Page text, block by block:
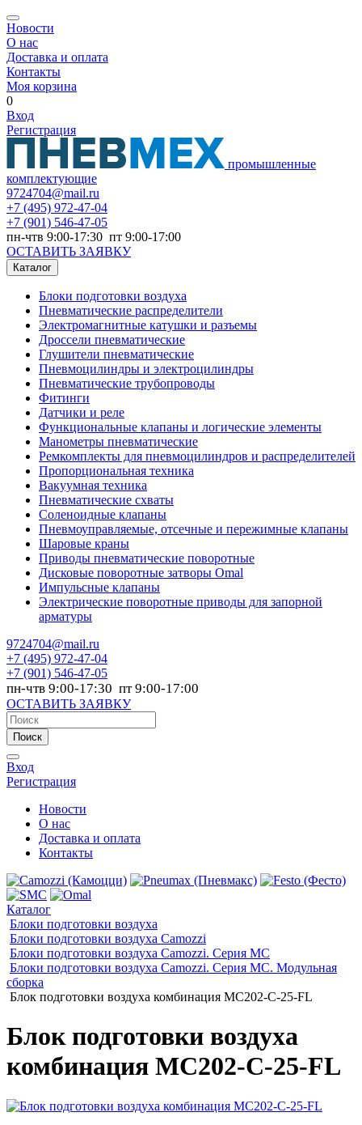
Новости
О нас
Доставка и оплата
Контакты
Моя корзина
0
Вход
Регистрация
промышленные
комплектующие
9724704@mail.ru
+7 (495) 972-47-04
+7 (901) 546-47-05
пн-чтв 9:00-17:30 пт 9:00-17:00
ОСТАВИТЬ ЗАЯВКУ
Каталог
Блоки подготовки воздуха
Пневматические распределители
Электромагнитные катушки и разъемы
Дроссели пневматические
Глушители пневматические
Пневмоцилиндры и электроцилиндры
Пневматические трубопроводы
Фитинги
Датчики и реле
Функциональные клапаны и логические элементы
Манометры пневматические
Ремкомплекты для пневмоцилиндров и распределителей
Пропорциональная техника
Вакуумная техника
Пневматические схваты
Соленоидные клапаны
Пневмоуправляемые, отсечные и пережимные клапаны
Шаровые краны
Приводы пневматические поворотные
Дисковые поворотные затворы Omal
Импульсные клапаны
Электрические поворотные приводы для запорной
арматуры
9724704@mail.ru
+7 (495) 972-47-04
+7 (901) 546-47-05
пн-чтв 9:00-17:30 пт 9:00-17:00
ОСТАВИТЬ ЗАЯВКУ
Поиск
Вход
Регистрация
Новости
О нас
Доставка и оплата
Контакты
Каталог
Блоки подготовки воздуха
Блоки подготовки воздуха Camozzi
Блоки подготовки воздуха Camozzi. Серия МС
Блоки подготовки воздуха Camozzi. Серия MC. Модульная
сборка
Блок подготовки воздуха комбинация MC202-C-25-FL
Блок подготовки воздуха
комбинация MC202-C-25-FL